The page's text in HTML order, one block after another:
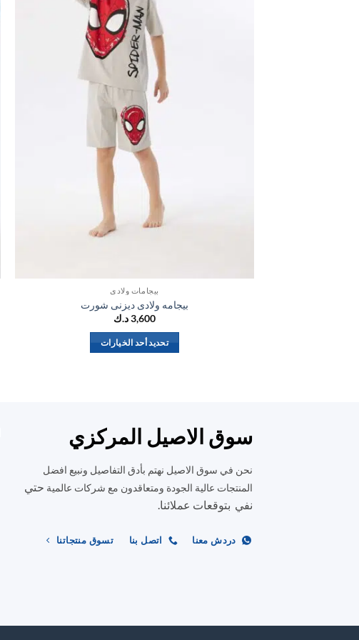
بيجامات ولادي
بيجامه ولادى ديزنى شورت
3,600د.ك
تحديد أحد الخيارات
المختلفة
لهذا
يمكن
اختيار
صفحة
سوق الاصيل المركزي
نحن في سوق الاصيل نهتم بأدق التفاصيل ونبيع افضل
المنتجات عالية الجودة ومتعاقدون مع شركات عالمية حتي
نفي بتوقعات عملائنا.
دردش معنا اتصل بنا تسوق منتجاتنا